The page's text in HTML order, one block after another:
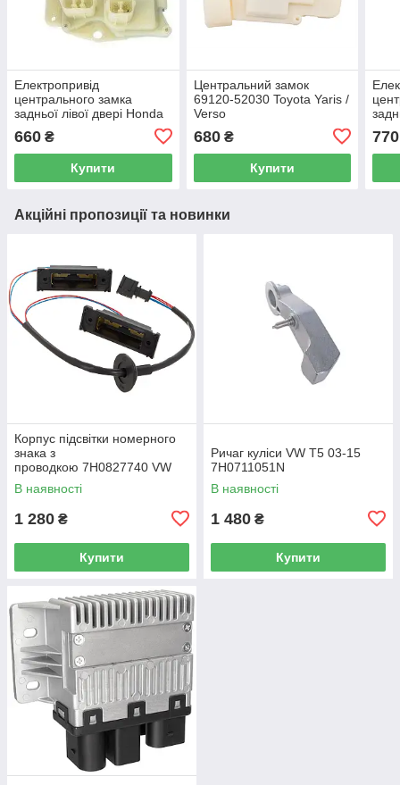
Електропривід
центрального замка
задньої лівої двері Honda
660 ₴
Купити
Центральний замок
69120-52030 Toyota Yaris /
Verso
680₴
Купити
770
Акційні пропозиції та новинки
Корпус підсвітки номерного
знака з
проводкою 7H0827740 VW
Caddy III (2K) 2004-2015
/ Caddy IV (SA) 2016-
В наявності
1 280 ₴
Купити
Ричаг куліси VW T5 03-15
7H0711051N
В наявності
1 480 ₴
Купити